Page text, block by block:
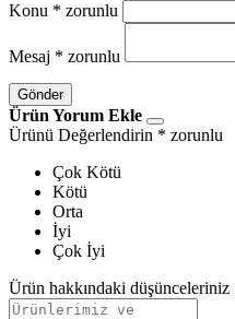
Konu * zorunlu
Mesaj * zorunlu
Gönder
Ürün Yorum Ekle
Ürünü Değerlendirin * zorunlu
Çok Kötü
Kötü
Orta
İyi
Çok İyi
Ürün hakkındaki düşünceleriniz